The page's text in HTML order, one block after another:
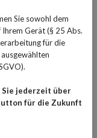
kräftiges
als die Fenster
Räumen, die
Sie sowohl dem
Gerät (§ 25 Abs.
für die
jederzeit über
für die Zukunft